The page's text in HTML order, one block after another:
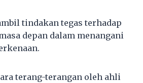
tindakan tegas terhadap
depan dalam menangani
terang-terangan oleh ahli